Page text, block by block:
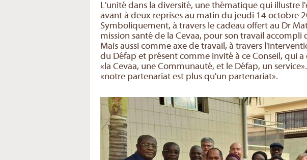
L'unité dans la diversité, une thématique qui illustre
avant à deux reprises au matin du jeudi 14 octobre
Symboliquement, à travers le cadeau offert au Dr
mission santé de la Cevaa, pour son travail
Mais aussi comme axe de travail, à travers
du Défap et présent comme invité à ce Conseil, qui
«la Cevaa, une Communauté, et le Défap, un
«notre partenariat est plus qu'un partenariat».